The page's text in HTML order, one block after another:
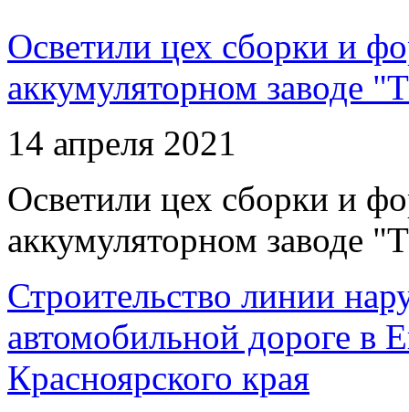
Осветили цех сборки и
аккумуляторном заводе
14 апреля 2021
Осветили цех сборки и
аккумуляторном заводе
Строительство линии
автомобильной дороге в
Красноярского края